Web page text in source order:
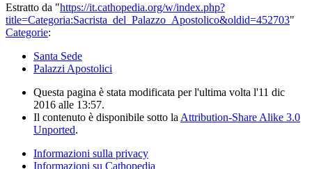
Estratto da "https://it.cathopedia.org/w/index.php?
title=Categoria:Sacrista_del_Palazzo_Apostolico&oldid=452703"
Categorie:
Santa Sede
Palazzi Apostolici
Questa pagina è stata modificata per l'ultima volta l'11 dic
2016 alle 13:57.
Il contenuto è disponibile sotto la Attribution-Share Alike 3.0
Unported.
Informazioni sulla privacy
Informazioni su Cathopedia